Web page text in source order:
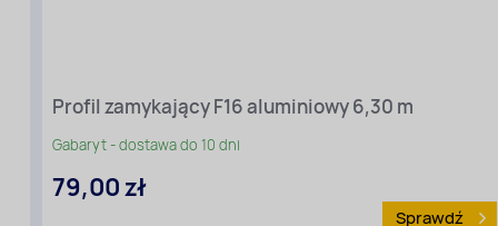
Profil zamykający F16 aluminiowy 6,30 m
Gabaryt - dostawa do 10 dni
79,00 zł
Sprawdź